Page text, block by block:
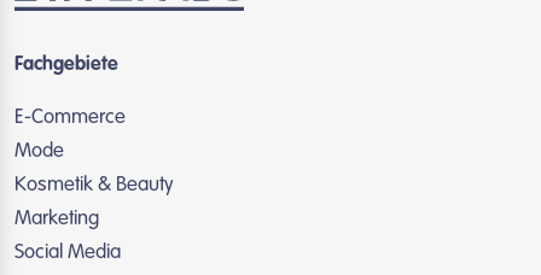
Fachgebiete
E-Commerce
Mode
Kosmetik & Beauty
Marketing
Social Media